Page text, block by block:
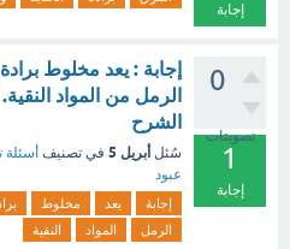
إجابة
0
تصويتات
1
إجابة
إجابة : يعد مخلوط
الرمل من المواد
الشرح
سُئل أبريل 5 في تصنيف أسئلة
عبود
إجابة يعد مخلوط
الرمل
المواد النقية